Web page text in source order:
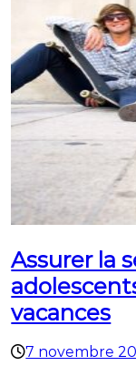
Assurer la
vacances
7 novembre